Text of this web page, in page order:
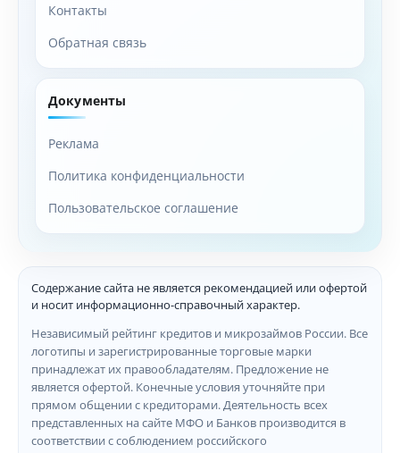
Контакты
Обратная связь
Документы
Реклама
Политика конфиденциальности
Пользовательское соглашение
Содержание сайта не является рекомендацией или офертой
и носит информационно-справочный характер.
Независимый рейтинг кредитов и микрозаймов России. Все
логотипы и зарегистрированные торговые марки
принадлежат их правообладателям. Предложение не
является офертой. Конечные условия уточняйте при
прямом общении с кредиторами. Деятельность всех
представленных на сайте МФО и Банков производится в
соответствии с соблюдением российского